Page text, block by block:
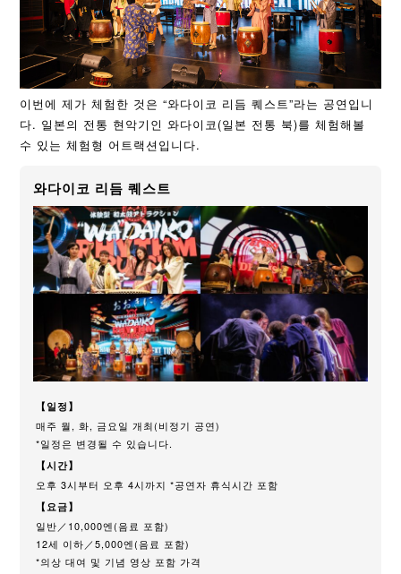
이번에 제가 체험한 것은 “와다이코 리듬 퀘스트”라는 공연입니
다. 일본의 전통 현악기인 와다이코(일본 전통 북)를 체험해볼
수 있는 체험형 어트랙션입니다.
와다이코 리듬 퀘스트
【일정】
매주 월, 화, 금요일 개최(비정기 공연)
*일정은 변경될 수 있습니다.
【시간】
오후 3시부터 오후 4시까지 *공연자 휴식시간 포함
【요금】
일반／10,000엔(음료 포함)
12세 이하／5,000엔(음료 포함)
*의상 대여 및 기념 영상 포함 가격